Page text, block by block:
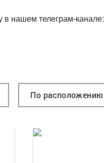
в нашем телеграм-канале:
По расположению